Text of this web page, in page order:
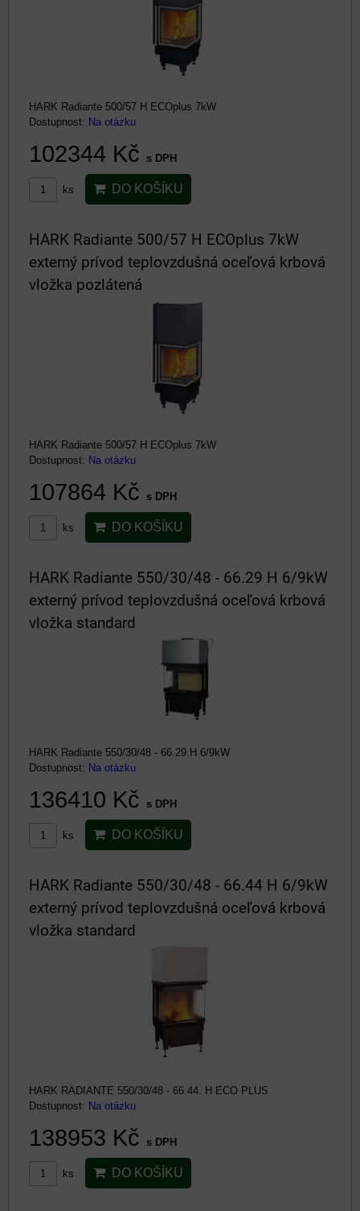
HARK Radiante 500/57 H ECOplus 7kW
Dostupnost: Na otázku
102344 Kč s DPH
ks DO KOŠÍKU
HARK Radiante 500/57 H ECOplus 7kW
externý prívod teplovzdušná oceľová krbová
vložka pozlátená
HARK Radiante 500/57 H ECOplus 7kW
Dostupnost: Na otázku
107864 Kč s DPH
ks DO KOŠÍKU
HARK Radiante 550/30/48 - 66.29 H 6/9kW
externý prívod teplovzdušná oceľová krbová
vložka standard
HARK Radiante 550/30/48 - 66.29 H 6/9kW
Dostupnost: Na otázku
136410 Kč s DPH
ks DO KOŠÍKU
HARK Radiante 550/30/48 - 66.44 H 6/9kW
externý prívod teplovzdušná oceľová krbová
vložka standard
HARK RADIANTE 550/30/48 - 66.44. H ECO PLUS
Dostupnost: Na otázku
138953 Kč s DPH
ks DO KOŠÍKU